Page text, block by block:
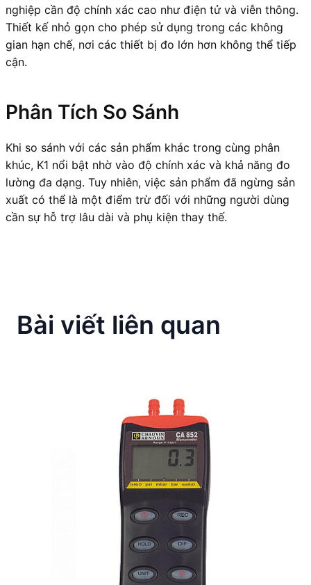
nghiệp cần độ chính xác cao như điện tử và viễn thông.
Thiết kế nhỏ gọn cho phép sử dụng trong các không
gian hạn chế, nơi các thiết bị đo lớn hơn không thể tiếp
cận.
Phân Tích So Sánh
Khi so sánh với các sản phẩm khác trong cùng phân
khúc, K1 nổi bật nhờ vào độ chính xác và khả năng đo
lường đa dạng. Tuy nhiên, việc sản phẩm đã ngừng sản
xuất có thể là một điểm trừ đối với những người dùng
cần sự hỗ trợ lâu dài và phụ kiện thay thế.
Bài viết liên quan